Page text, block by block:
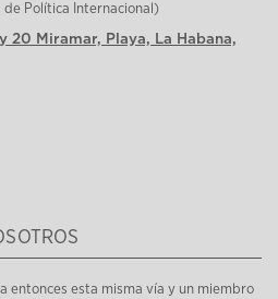
de Política Internacional)
20 Miramar, Playa, La Habana,
entonces esta misma vía y un miembro